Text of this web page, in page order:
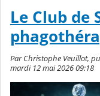
Le Club de
Par Christophe Veuillot,
mardi 12 mai 2026 09:18